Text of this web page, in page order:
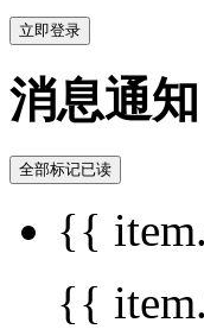
立即登录
消息通知
全部标记已读
{{
{{